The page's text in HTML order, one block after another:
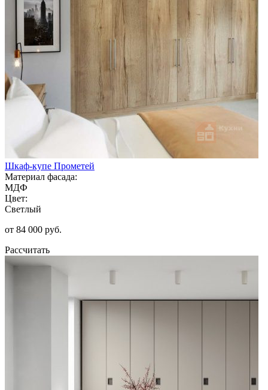
Шкаф-купе Прометей
Материал фасада:
МДФ
Цвет:
Светлый
от 84 000 руб.
Рассчитать